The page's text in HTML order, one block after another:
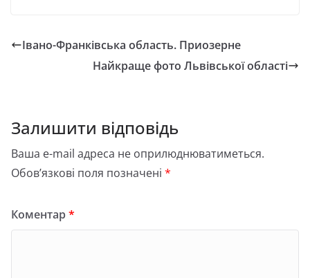
Івано-Франківська область. Приозерне
Найкраще фото Львівської області
Залишити відповідь
Ваша e-mail адреса не оприлюднюватиметься.
Обов’язкові поля позначені *
Коментар*